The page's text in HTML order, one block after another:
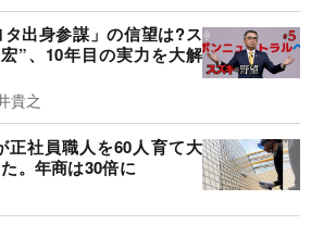
出身参謀」の信望は?ス
”、10年目の実力を大解
貴之
正社員職人を60人育て大
。年商は30倍に